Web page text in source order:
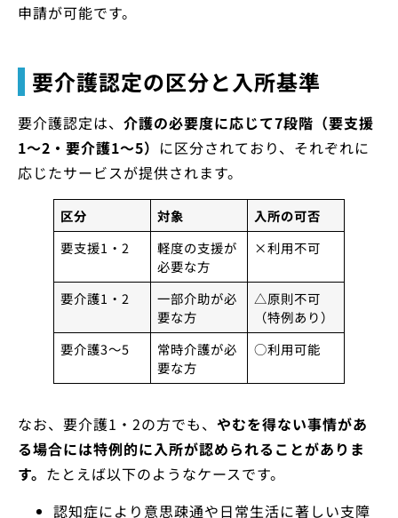
申請が可能です。
要介護認定の区分と入所基準
要介護認定は、 介護の必要度に応じて7段階（要支援
1〜2・要介護1〜5） に区分されており、それぞれに
応じたサービスが提供されます。
区分 対象
入所の可否
要支援1・2
軽度の支援が
必要な方
×利用不可
要介護1・2
一部介助が必
要な方
△原則不可
（特例あり）
要介護3〜5
常時介護が必
要な方
○利用可能
なお、要介護1・2の方でも、 やむを得ない事情があ
る場合には特例的に入所が認められることがありま
す。 たとえば以下のようなケースです。
認知症により意思疎通や日常生活に著しい支障